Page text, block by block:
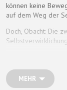
können keine
auf dem Weg der
Doch, Obacht: Die
ganz eigenen Art
MEHR